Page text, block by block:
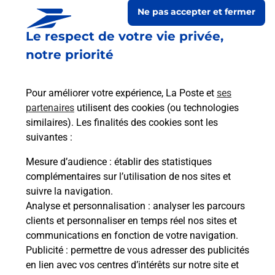
Le respect de votre vie privée,
notre priorité
Pour améliorer votre expérience, La Poste et ses
partenaires utilisent des cookies (ou technologies
similaires). Les finalités des cookies sont les
suivantes :
Mesure d’audience : établir des statistiques
complémentaires sur l’utilisation de nos sites et
suivre la navigation.
Analyse et personnalisation : analyser les parcours
clients et personnaliser en temps réel nos sites et
communications en fonction de votre navigation.
Publicité : permettre de vous adresser des publicités
en lien avec vos centres d’intérêts sur notre site et
Ne pas accepter et fermer
Prochaine collecte du courrierlundià 08h30
1338 Route Du Dolmen
24300 Teyjat
Itinéraire
Le lien s'ouvre dans un nouvel onglet